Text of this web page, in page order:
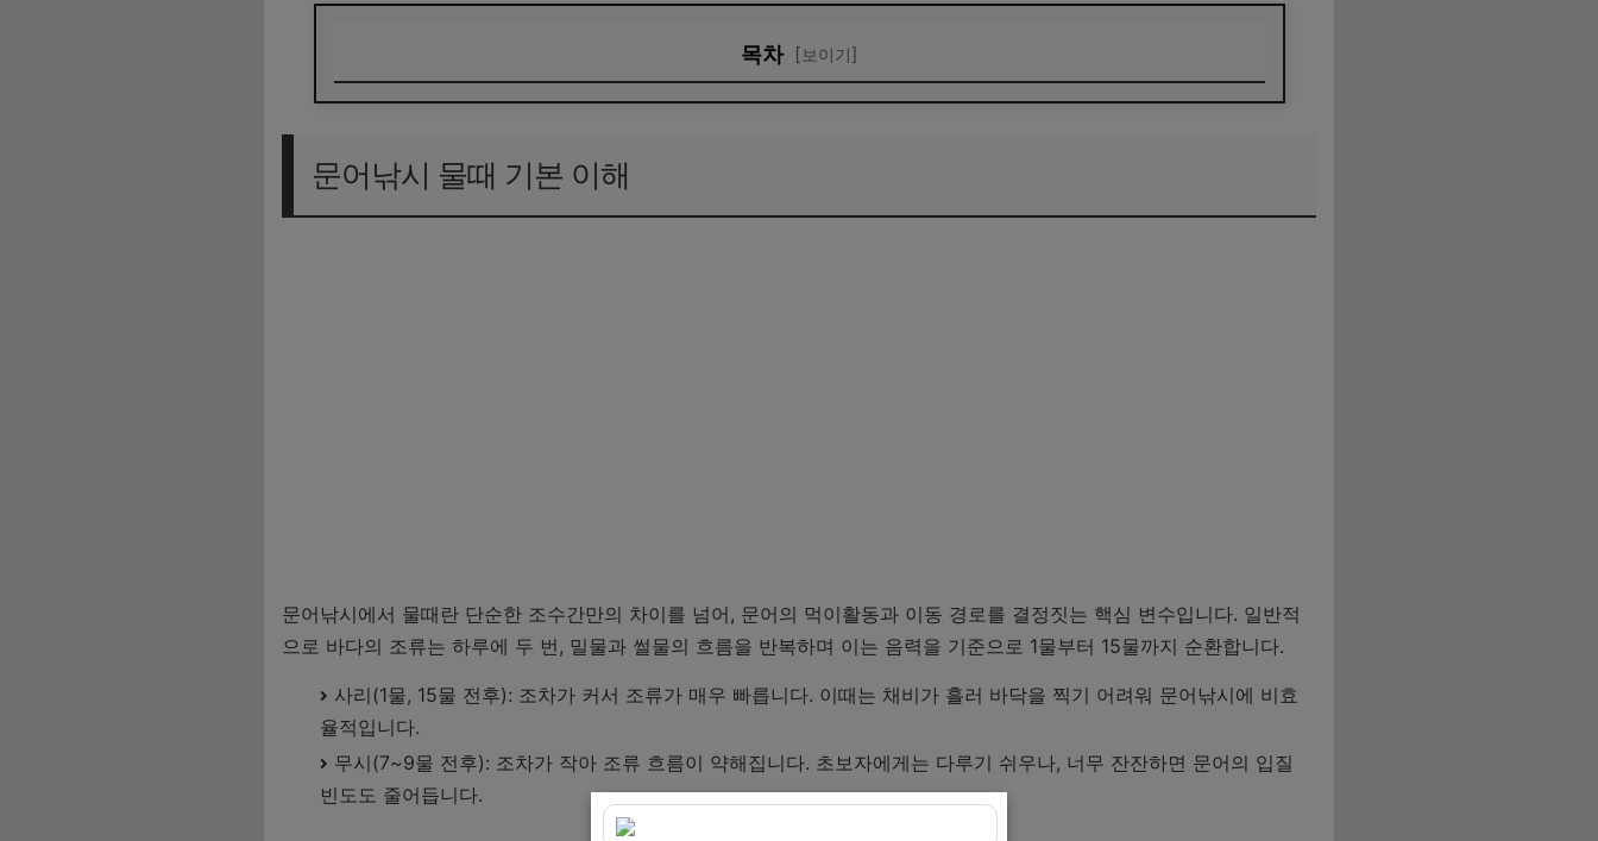
목차 [보이기]
문어낚시 좋은 물때 추천
문어낚시 물때 기본 이해
문어낚시에서 물때란 단순한 조수간만의 차이를 넘어, 문어의 먹이활동과 이동 경로를 결정짓는 핵심 변수입니다. 일반적
으로 바다의 조류는 하루에 두 번, 밀물과 썰물의 흐름을 반복하며 이는 음력을 기준으로 1물부터 15물까지 순환합니다.
사리(1물, 15물 전후): 조차가 커서 조류가 매우 빠릅니다. 이때는 채비가 흘러 바닥을 찍기 어려워 문어낚시에 비효
율적입니다.
무시(7~9물 전후): 조차가 작아 조류 흐름이 약해집니다. 초보자에게는 다루기 쉬우나, 너무 잔잔하면 문어의 입질
빈도도 줄어듭니다.